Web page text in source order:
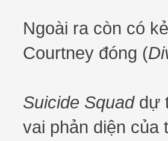
Ngoài ra còn có
Courtney đóng (
Suicide Squaddự
vai phản diện của